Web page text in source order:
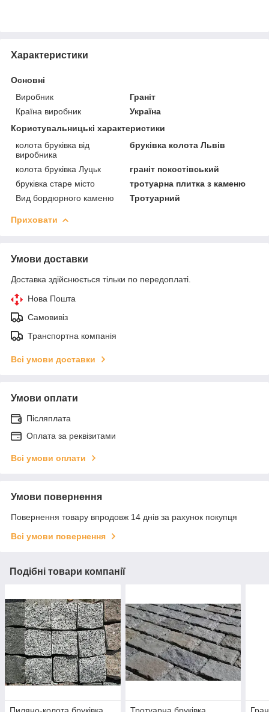
Характеристики
Основні
Виробник
Граніт
Країна виробник
Україна
Користувальницькі характеристики
колота бруківка від
виробника
бруківка колота Львів
колота бруківка Луцьк
граніт покостівський
бруківка старе місто
тротуарна плитка з каменю
Вид бордюрного каменю
Тротуарний
Приховати
Умови доставки
Доставка здійснюється тільки по передоплаті.
Нова Пошта
Самовивіз
Транспортна компанія
Всі умови доставки
Умови оплати
Післяплата
Оплата за реквізитами
Всі умови оплати
Умови повернення
Повернення товару впродовж 14 днів за рахунок покупця
Всі умови повернення
Подібні товари компанії